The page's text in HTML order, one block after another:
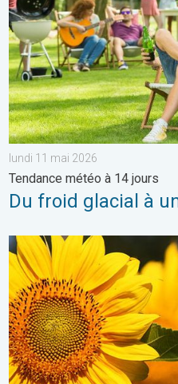
lundi 11 mai 2026
Tendance météo à 14 jours
Du froid glacial à
Soleil et chaleur règnent en